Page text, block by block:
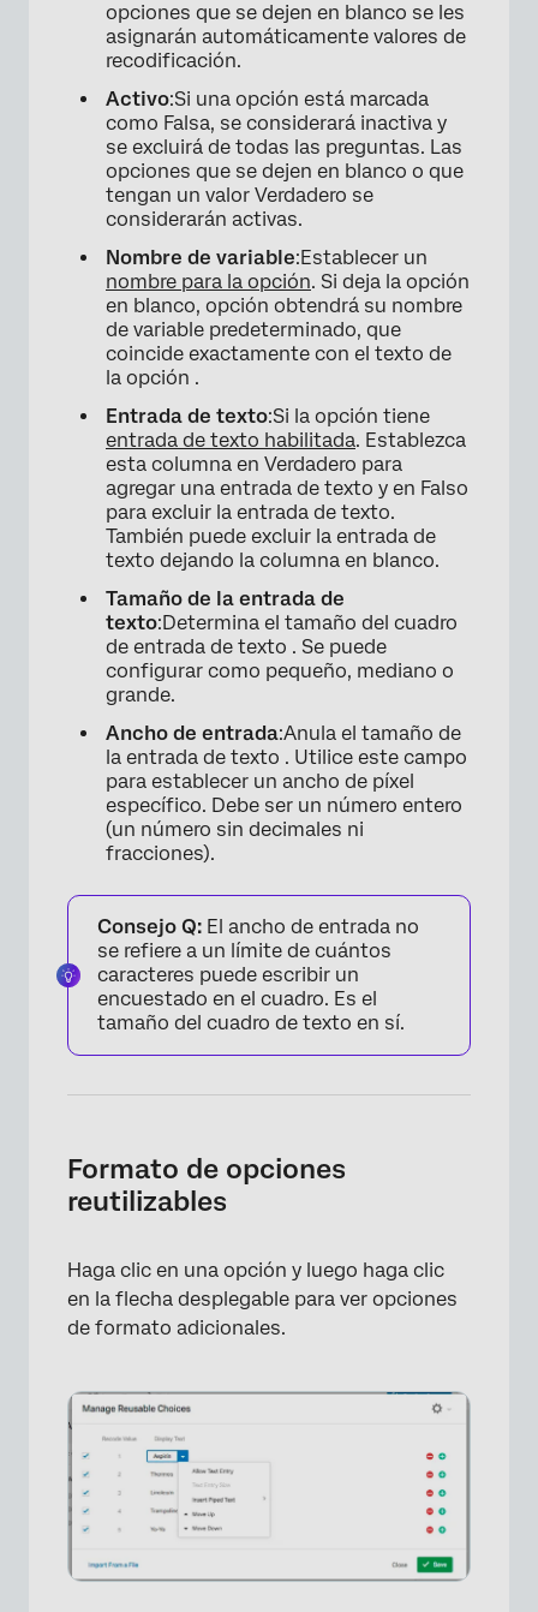
opciones que se dejen en blanco se les
asignarán automáticamente valores de
recodificación.
Activo:Si una opción está marcada
como Falsa, se considerará inactiva y
se excluirá de todas las preguntas. Las
opciones que se dejen en blanco o que
tengan un valor Verdadero se
considerarán activas.
Nombre de variable:Establecer un
nombre para la opción. Si deja la opción
en blanco, opción obtendrá su nombre
de variable predeterminado, que
coincide exactamente con el texto de
la opción .
Entrada de texto:Si la opción tiene
entrada de texto habilitada. Establezca
esta columna en Verdadero para
agregar una entrada de texto y en Falso
para excluir la entrada de texto.
También puede excluir la entrada de
texto dejando la columna en blanco.
Tamaño de la entrada de
texto:Determina el tamaño del cuadro
de entrada de texto . Se puede
configurar como pequeño, mediano o
grande.
Ancho de entrada:Anula el tamaño de
la entrada de texto . Utilice este campo
para establecer un ancho de píxel
específico. Debe ser un número entero
(un número sin decimales ni
fracciones).
Consejo Q: El ancho de entrada no
se refiere a un límite de cuántos
caracteres puede escribir un
encuestado en el cuadro. Es el
tamaño del cuadro de texto en sí.
Formato de opciones
reutilizables
Haga clic en una opción y luego haga clic
en la flecha desplegable para ver opciones
de formato adicionales.